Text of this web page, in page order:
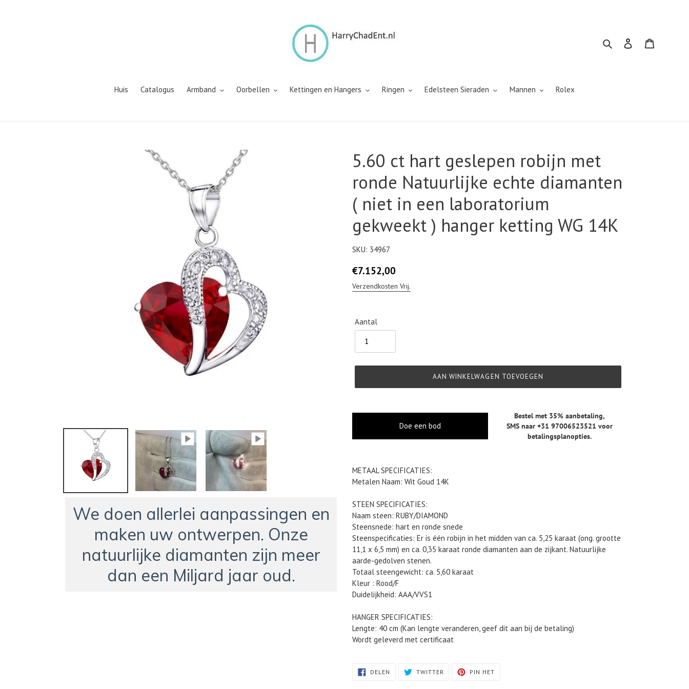
Zoeken Inloggen
Huis Catalogus Armband Oorbellen Kettingen en Hangers Ringen Edelsteen Sieraden Mannen Rolex
We doen allerlei aanpassingen en
maken uw ontwerpen. Onze
natuurlijke diamanten zijn meer
dan een Miljard jaar oud.
5.60 ct hart geslepen robijn met
ronde Natuurlijke echte diamanten
( niet in een laboratorium
gekweekt ) hanger ketting WG 14K
SKU: 34967
Normale
prijs
€7.152,00
Verzendkosten Vrij.
Aantal
AAN WINKELWAGEN TOEVOEGEN
Doe een bod
Bestel met 35% aanbetaling,
SMS naar +31 97006523521 voor
betalingsplanopties.
toegevoegen
aan
winkelwagen
METAAL SPECIFICATIES:
Metalen Naam: Wit Goud 14K
STEEN SPECIFICATIES:
Naam steen: RUBY/DIAMOND
Steensnede: hart en ronde snede
Steenspecificaties: Er is één robijn in het midden van ca. 5,25 karaat (ong. grootte
11,1 x 6,5 mm) en ca. 0,35 karaat ronde diamanten aan de zijkant. Natuurlijke
aarde-gedolven stenen.
Totaal steengewicht: ca. 5,60 karaat
Kleur : Rood/F
Duidelijkheid: AAA/VVS1
HANGER SPECIFICATIES:
Lengte: 40 cm (Kan lengte veranderen, geef dit aan bij de betaling)
Wordt geleverd met certificaat
DELEN DELEN
TWITTER TWITTEREN
OP
PIN HET